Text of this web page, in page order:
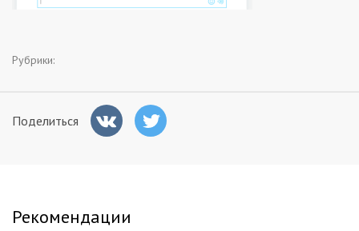
Заказчикам
Рубрики:
Поделиться
Рекомендации